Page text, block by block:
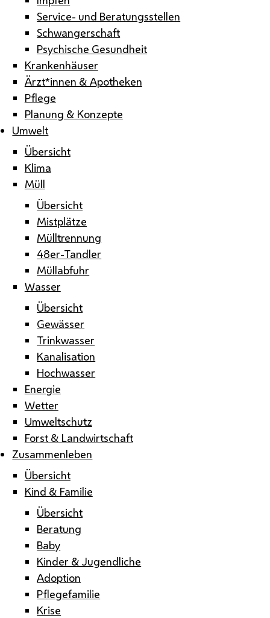
Service- und Beratungsstellen
Schwangerschaft
Psychische Gesundheit
Krankenhäuser
Ärzt*innen & Apotheken
Pflege
Planung & Konzepte
Umwelt
Übersicht
Klima
Müll
Übersicht
Mistplätze
Mülltrennung
48er-Tandler
Müllabfuhr
Wasser
Übersicht
Gewässer
Trinkwasser
Kanalisation
Hochwasser
Energie
Wetter
Umweltschutz
Forst & Landwirtschaft
Zusammenleben
Übersicht
Kind & Familie
Übersicht
Beratung
Baby
Kinder & Jugendliche
Adoption
Pflegefamilie
Krise